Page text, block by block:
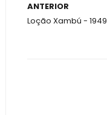
ANTERIOR
Loção Xambú - 1949